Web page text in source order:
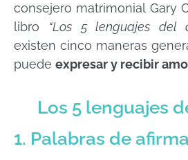
consejero matrimonial Gary
libro “Los 5 lenguajes del
existen cinco maneras
puede expresar y recibir
Los 5 lenguajes
1. Palabras de